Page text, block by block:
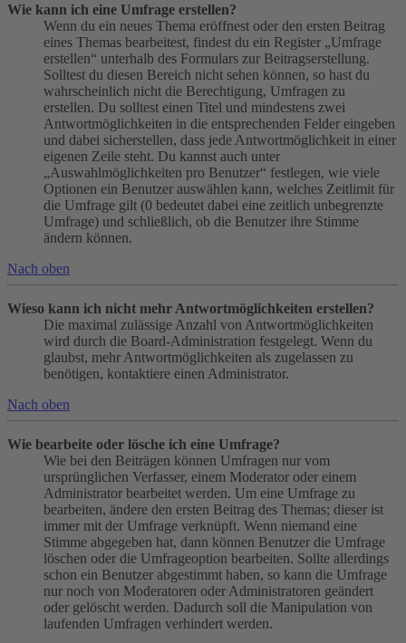
Wie kann ich eine Umfrage erstellen?
Wenn du ein neues Thema eröffnest oder den ersten Beitrag
eines Themas bearbeitest, findest du ein Register „Umfrage
erstellen“ unterhalb des Formulars zur Beitragserstellung.
Solltest du diesen Bereich nicht sehen können, so hast du
wahrscheinlich nicht die Berechtigung, Umfragen zu
erstellen. Du solltest einen Titel und mindestens zwei
Antwortmöglichkeiten in die entsprechenden Felder eingeben
und dabei sicherstellen, dass jede Antwortmöglichkeit in einer
eigenen Zeile steht. Du kannst auch unter
„Auswahlmöglichkeiten pro Benutzer“ festlegen, wie viele
Optionen ein Benutzer auswählen kann, welches Zeitlimit für
die Umfrage gilt (0 bedeutet dabei eine zeitlich unbegrenzte
Umfrage) und schließlich, ob die Benutzer ihre Stimme
ändern können.
Nach oben
Wieso kann ich nicht mehr Antwortmöglichkeiten erstellen?
Die maximal zulässige Anzahl von Antwortmöglichkeiten
wird durch die Board-Administration festgelegt. Wenn du
glaubst, mehr Antwortmöglichkeiten als zugelassen zu
benötigen, kontaktiere einen Administrator.
Nach oben
Wie bearbeite oder lösche ich eine Umfrage?
Wie bei den Beiträgen können Umfragen nur vom
ursprünglichen Verfasser, einem Moderator oder einem
Administrator bearbeitet werden. Um eine Umfrage zu
bearbeiten, ändere den ersten Beitrag des Themas; dieser ist
immer mit der Umfrage verknüpft. Wenn niemand eine
Stimme abgegeben hat, dann können Benutzer die Umfrage
löschen oder die Umfrageoption bearbeiten. Sollte allerdings
schon ein Benutzer abgestimmt haben, so kann die Umfrage
nur noch von Moderatoren oder Administratoren geändert
oder gelöscht werden. Dadurch soll die Manipulation von
laufenden Umfragen verhindert werden.